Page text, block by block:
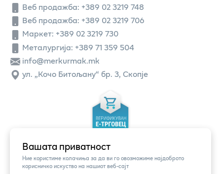
Вашата приватност
Ние користиме колачиња за да ви го овозможиме најдоброто
корисничко искуство на нашиот веб-сајт
Веб продажба: +389 02 3219 748
Веб продажба: +389 02 3219 706
Маркет: +389 02 3219 730
Металургија: +389 71 359 504
info@merkurmak.mk
ул. „Кочо Битољану“ бр. 3, Скопје